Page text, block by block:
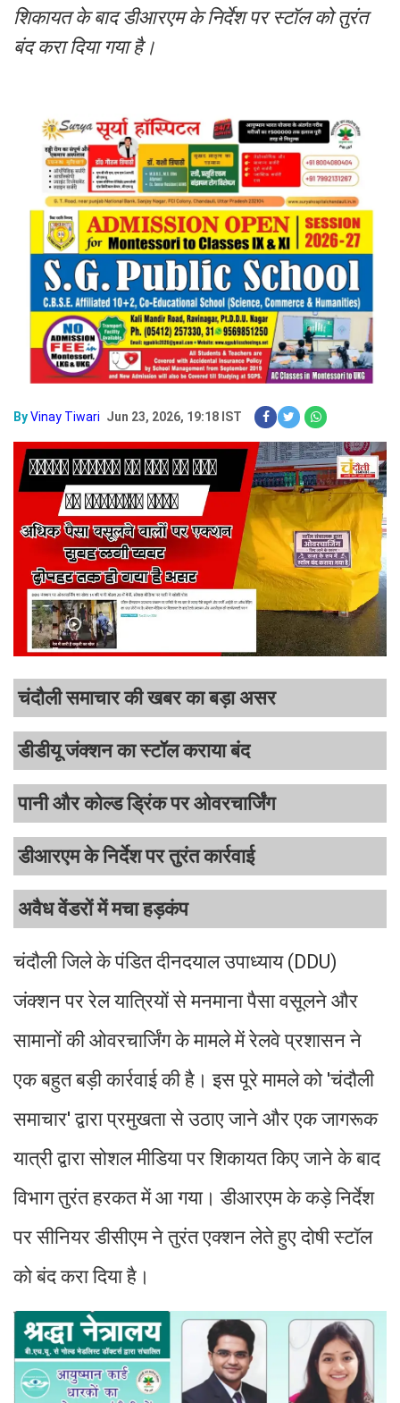
शिकायत के बाद डीआरएम के निर्देश पर स्टॉल को तुरंत
बंद करा दिया गया है।
ByVinay Tiwari Jun 23, 2026, 19:18 IST
चंदौली समाचार की खबर का बड़ा असर
डीडीयू जंक्शन का स्टॉल कराया बंद
पानी और कोल्ड ड्रिंक पर ओवरचार्जिंग
डीआरएम के निर्देश पर तुरंत कार्रवाई
अवैध वेंडरों में मचा हड़कंप
चंदौली जिले के पंडित दीनदयाल उपाध्याय (DDU)
जंक्शन पर रेल यात्रियों से मनमाना पैसा वसूलने और
सामानों की ओवरचार्जिंग के मामले में रेलवे प्रशासन ने
एक बहुत बड़ी कार्रवाई की है। इस पूरे मामले को 'चंदौली
समाचार' द्वारा प्रमुखता से उठाए जाने और एक जागरूक
यात्री द्वारा सोशल मीडिया पर शिकायत किए जाने के बाद
विभाग तुरंत हरकत में आ गया। डीआरएम के कड़े निर्देश
पर सीनियर डीसीएम ने तुरंत एक्शन लेते हुए दोषी स्टॉल
को बंद करा दिया है।